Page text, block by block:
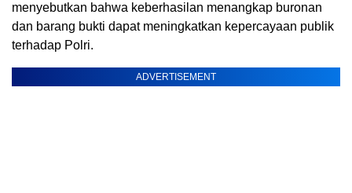
menyebutkan bahwa keberhasilan menangkap buronan
dan barang bukti dapat meningkatkan kepercayaan publik
terhadap Polri.
ADVERTISEMENT